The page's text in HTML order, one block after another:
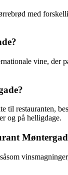
med
vine,
til restauranten,
og på helligdage.